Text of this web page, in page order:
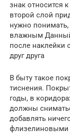
знак относится
второй слой
нужно
влажным
после наклейки
друг друга
В быту такое
тиснения.
годы, в
должны
добавлять
флизелиновыми